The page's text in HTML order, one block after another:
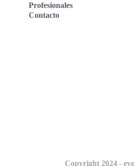
Profesionales
Contacto
Copyright 2024 -